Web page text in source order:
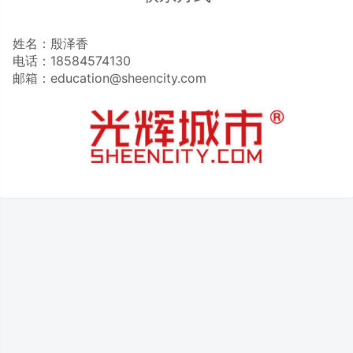
姓名：殷泽香
电话：18584574130
邮箱：education@sheencity.com